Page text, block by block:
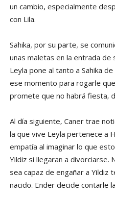
un cambio, especialmente
con Lila.
Sahika, por su parte, se
unas maletas en la entrada de
Leyla pone al tanto a Sahika
ese momento para rogarle
promete que no habrá fiesta,
Al día siguiente, Caner trae
la que vive Leyla pertenece a
empatía al imaginar lo que
Yildiz si llegaran a divorciarse.
sea capaz de engañar a Yildiz
nacido. Ender decide contarle